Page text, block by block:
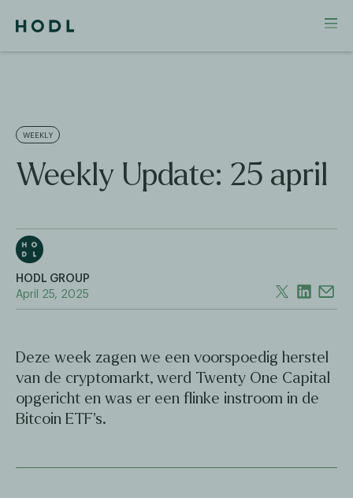
WEEKLY
Weekly Update: 25 april
HODL GROUP
April 25, 2025
Deze week zagen we een voorspoedig herstel
van de cryptomarkt, werd Twenty One Capital
opgericht en was er een flinke instroom in de
Bitcoin ETF's.